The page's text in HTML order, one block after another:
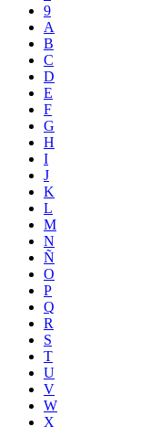
9
A
B
C
D
E
F
G
H
I
J
K
L
M
N
Ñ
O
P
Q
R
S
T
U
V
W
X